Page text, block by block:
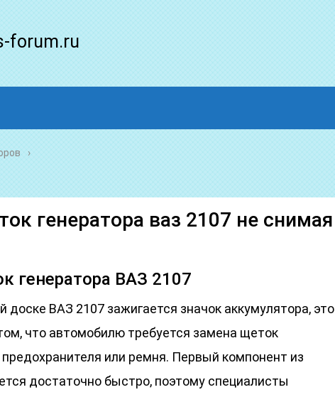
forum.ru
генератора ваз 2107 не снимая
генератора ВАЗ 2107
доске ВАЗ 2107 зажигается значок аккумулятора, это
что автомобилю требуется замена щеток
предохранителя или ремня. Первый компонент из
достаточно быстро, поэтому специалисты